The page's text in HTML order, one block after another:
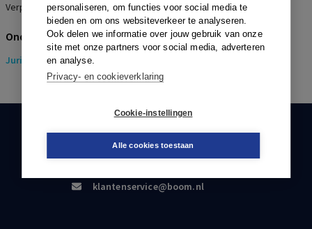
personaliseren, om functies voor social media te
bieden en om ons websiteverkeer te analyseren.
Ook delen we informatie over jouw gebruik van onze
site met onze partners voor social media, adverteren
en analyse.
Privacy- en cookieverklaring
Cookie-instellingen
Alle cookies toestaan
Verplichtstelling, Hoofdelijke aansprakelijkheid, Pensioenpremie
Onderwerpen
Juridisch> Pensioenrecht
KLANTENSERVICE
088-0301000
klantenservice@boom.nl